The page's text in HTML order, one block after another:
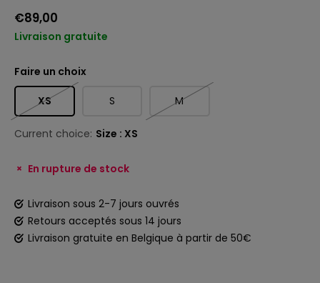
€89,00
Livraison gratuite
Faire un choix
XS S M
Current choice: Size : XS
En rupture de stock
Livraison sous 2-7 jours ouvrés
Retours acceptés sous 14 jours
Livraison gratuite en Belgique à partir de 50€